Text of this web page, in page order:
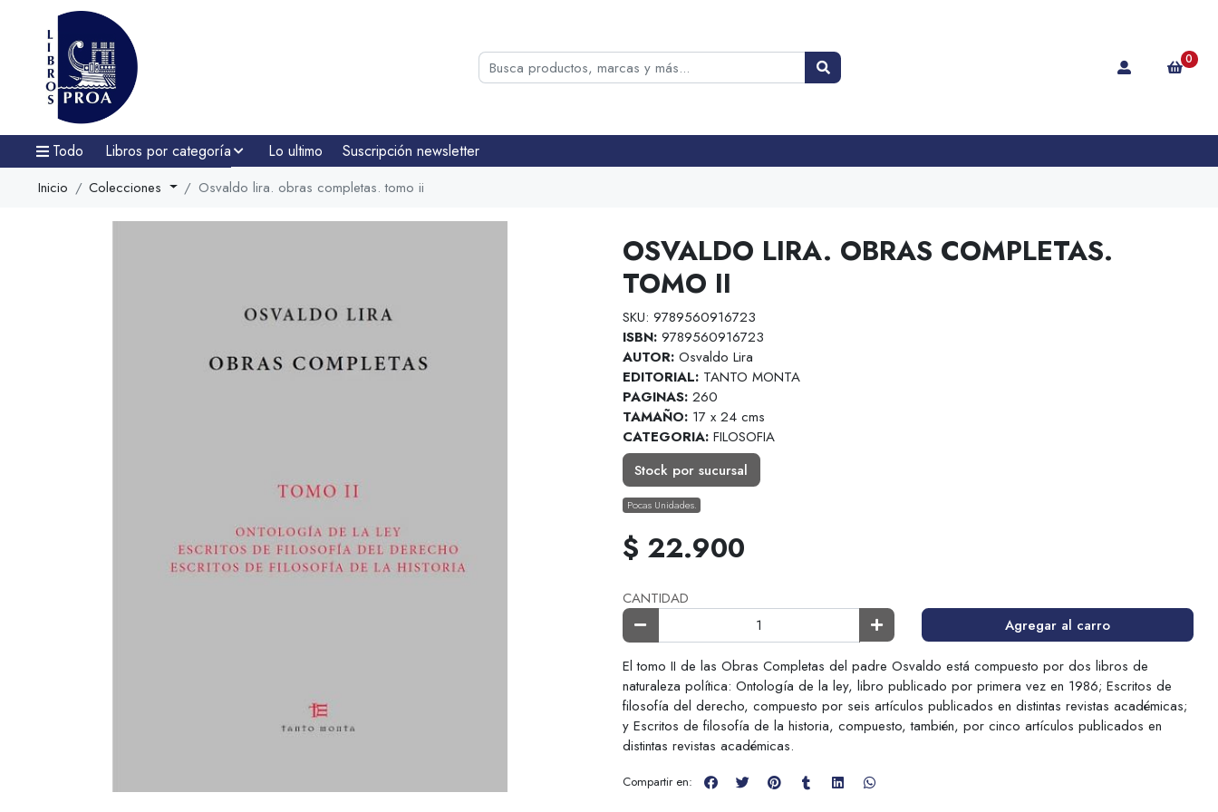
0
Todo Libros por categoría Lo ultimo Suscripción newsletter
Inicio Colecciones Osvaldo lira. obras completas. tomo ii
OSVALDO LIRA. OBRAS COMPLETAS.
TOMO II
SKU: 9789560916723
ISBN: 9789560916723
AUTOR: Osvaldo Lira
EDITORIAL: TANTO MONTA
PAGINAS: 260
TAMAÑO: 17 x 24 cms
CATEGORIA: FILOSOFIA
Stock por sucursal
Pocas Unidades.
$ 22.900
CANTIDAD
Agregar al carro
El tomo II de las Obras Completas del padre Osvaldo está compuesto por dos libros de
naturaleza política: Ontología de la ley, libro publicado por primera vez en 1986; Escritos de
filosofía del derecho, compuesto por seis artículos publicados en distintas revistas académicas;
y Escritos de filosofía de la historia, compuesto, también, por cinco artículos publicados en
distintas revistas académicas.
Compartir en: